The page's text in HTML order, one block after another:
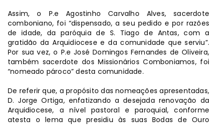
Assim, o P.e Agostinho Carvalho Alves, sacerdote
comboniano, foi “dispensado, a seu pedido e por razões
de idade, da paróquia de S. Tiago de Antas, com a
gratidão da Arquidiocese e da comunidade que serviu”.
Por sua vez, o P.e José Domingos Fernandes de Oliveira,
também sacerdote dos Missionários Comboniamos, foi
“nomeado pároco” desta comunidade.
De referir que, a propósito das nomeações apresentadas,
D. Jorge Ortiga, enfatizando a desejada renovação da
Arquidiocese, a nível pastoral e paroquial, conforme
atesta o lema que presidiu às suas Bodas de Ouro